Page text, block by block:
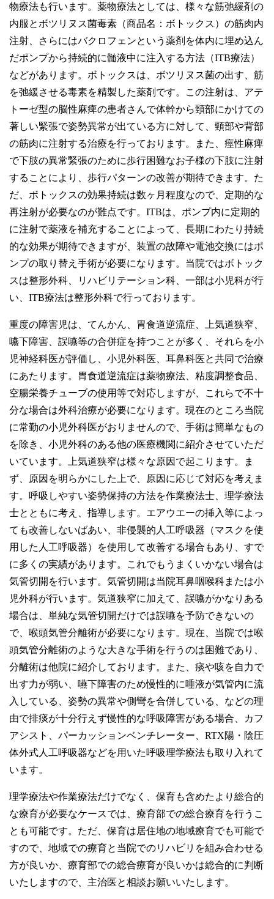
物療法も行います。薬物療法としては、様々な筋弛緩剤の
内服とボツリヌス菌毒素（商品名：ボトックス）の筋肉内
注射、さらにはバクロフェンという薬剤を体内に埋め込ん
だポンプから持続的に髄液中に注入する方法（ITB療法）
などがあります。ボトックスは、ボツリヌス菌の出す、筋
を弛緩させる毒素を精製した薬剤です。この注射は、アテ
トーゼ型の脳性麻痺の患者さんで体幹から頸部にかけての
著しい緊張で姿勢異常が出ている方に対して、頸部や背部
の筋肉に注射する治療を行っております。また、痙性麻痺
で下肢の異常緊張のために歩行困難なお子様の下肢に注射
することにより、歩行パターンの改善が期待できます。た
だ、ボトックスの効果持続は数ヶ月程度なので、定期的な
再注射が必要なのが難点です。ITBは、ポンプ内に定期的
に注射で薬液を補充することによって、長期にわたり持続
的な効果が期待できますが、装置の故障や電池交換にはポ
ンプの取り替え手術が必要になります。当院ではボトック
スは整形外科、リハビリテーション科、一部は小児科が行
い、ITB療法は整形外科で行っております。
重度の障害児は、てんかん、胃食道逆流症、上気道狭窄、
嚥下障害、誤嚥等の合併症を持つことが多く、それらを小
児神経科医が評価し、小児外科医、耳鼻科医と共同で治療
にあたります。胃食道逆流症は薬物療法、粘度調整食品、
空腸栄養チューブの使用等で対応しますが、これらで不十
分な場合は外科治療が必要になります。現在のところ当院
に常勤の小児外科医がおりませんので、手術は簡単なもの
を除き、小児外科のある他の医療機関に紹介させていただ
いています。上気道狭窄は様々な原因で起こります。ま
ず、原因を明らかにした上で、原因に応じて対応を考えま
す。呼吸しやすい姿勢保持の方法を作業療法士、理学療法
士とともに考え、指導します。エアウエーの挿入等によっ
ても改善しないばあい、非侵襲的人工呼吸器（マスクを使
用した人工呼吸器）を使用して改善する場合もあり、すで
に多くの実績があります。これでもうまくいかない場合は
気管切開を行います。気管切開は当院耳鼻咽喉科または小
児外科が行います。気道狭窄に加えて、誤嚥がかなりある
場合は、単純な気管切開だけでは誤嚥を予防できないの
で、喉頭気管分離術が必要になります。現在、当院では喉
頭気管分離術のような大きな手術を行うのは困難であり、
分離術は他院に紹介しております。また、痰や咳を自力で
出す力が弱い、嚥下障害のため慢性的に唾液が気管内に流
入している、姿勢の異常や側彎を合併している、などの理
由で排痰が十分行えず慢性的な呼吸障害がある場合、カフ
アシスト、パーカッションベンチレーター、RTX陽・陰圧
体外式人工呼吸器などを用いた呼吸理学療法も取り入れて
います。
理学療法や作業療法だけでなく、保育も含めたより総合的
な療育が必要なケースでは、療育部での総合療育を行うこ
とも可能です。ただ、保育は居住地の地域療育でも可能で
すので、地域での療育と当院でのリハビリを組み合わせる
方が良いか、療育部での総合療育が良いかは総合的に判断
いたしますので、主治医と相談お願いいたします。